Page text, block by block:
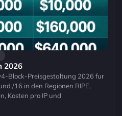
2026
Block-Preisgestaltung 2026 fur
/16 in den Regionen RIPE,
Kosten pro IP und